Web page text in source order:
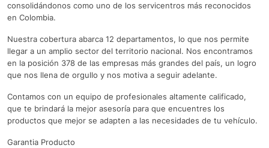
consolidándonos como uno de los servicentros más reconocidos
en Colombia.
Nuestra cobertura abarca 12 departamentos, lo que nos permite
llegar a un amplio sector del territorio nacional. Nos encontramos
en la posición 378 de las empresas más grandes del país, un logro
que nos llena de orgullo y nos motiva a seguir adelante.
Contamos con un equipo de profesionales altamente calificado,
que te brindará la mejor asesoría para que encuentres los
productos que mejor se adapten a las necesidades de tu vehículo.
Garantia Producto